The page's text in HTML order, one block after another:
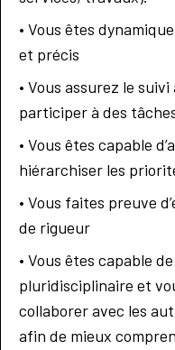
• Vous êtes
et précis
• Vous assurez le
participer à des
• Vous êtes capable
hiérarchiser les
• Vous faites preuve
de rigueur
• Vous êtes capable
pluridisciplinaire et
collaborer avec les
afin de mieux